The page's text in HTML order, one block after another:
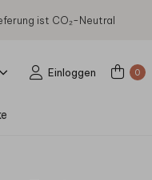
ist CO₂-Neutral
Einloggen 0